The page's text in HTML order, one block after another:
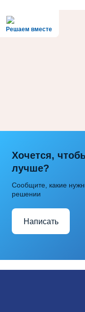
Решаем вместе
Хочется,
лучше?
Сообщите, какие
решении
Написать